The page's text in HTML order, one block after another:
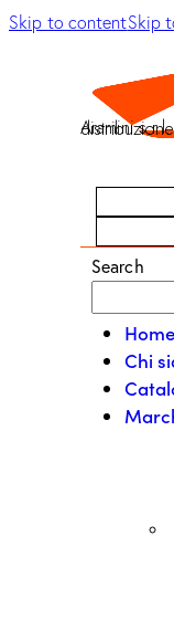
Skip to contentSkip
Aramini s.r.l. /
Search
Home
Chi